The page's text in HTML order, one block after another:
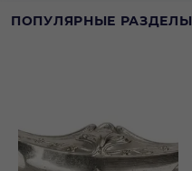
ПОПУЛЯРНЫЕ РАЗДЕЛЫ